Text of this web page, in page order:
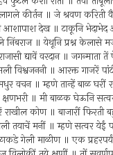
कीर्तन ॥ जे श्रवण करिती
आशापाश देख ॥ टाकूनि
॥ येथूनि प्रश्न केलासे
द्यावें वरदान ॥
विश्वजननी ॥ आरक्त गाजरें
वचन ॥ म्हणे तान्हें बाळ
॥ मी बाळक घेऊनि
कोण ॥ बाजारीं
तयाचें मनीं ॥ म्हणे सत्वर येईं
गेली माळीण ॥ एक